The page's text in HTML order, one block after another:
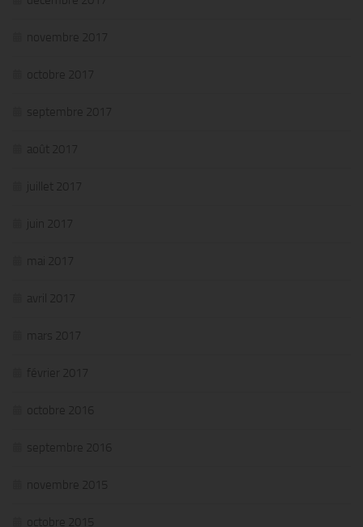
novembre 2017
octobre 2017
septembre 2017
août 2017
juillet 2017
juin 2017
mai 2017
avril 2017
mars 2017
février 2017
octobre 2016
septembre 2016
novembre 2015
octobre 2015